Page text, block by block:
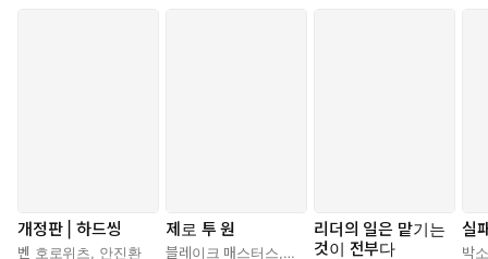
개정판 | 하드씽
벤 호로위츠, 안진환
제로 투 원
블레이크 매스터스, 피터 틸,이지연
리더의 일은 맡기는
것이 전부다
실
박